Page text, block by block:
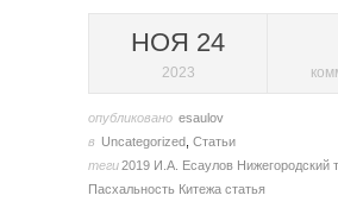
НОЯ 24
2023
опубликовано esaulov
в Uncategorized Статьи
теги2019 И.А. Есаулов Нижегородский
Пасхальность Китежа статья